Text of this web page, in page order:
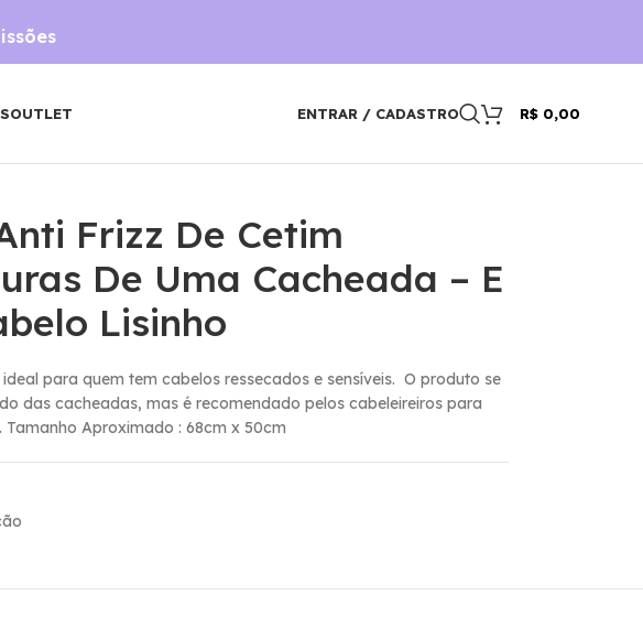
OUTLET ENTRAR / CADASTRO R$0,00
Frizz De Cetim
De Uma Cacheada – E
Lisinho
para quem tem cabelos ressecados e sensíveis. O produto se
das cacheadas, mas é recomendado pelos cabeleireiros para
Aproximado : 68cm x 50cm